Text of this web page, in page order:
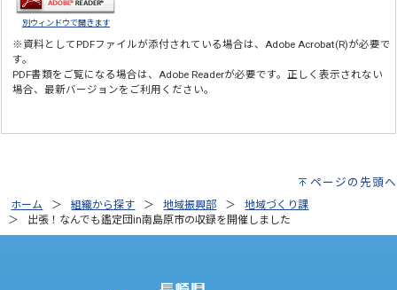
別ウィンドウで開きます
※資料としてPDFファイルが添付されている場合は、Adobe Acrobat(R)が必要で
す。
PDF書類をご覧になる場合は、Adobe Readerが必要です。正しく表示されない
場合、最新バージョンをご利用ください。
ページの先頭へ
ホーム 組織から探す 地域振興部
地域づくり課
出張！なんでも鑑定団in南島原市の収録を開催しました